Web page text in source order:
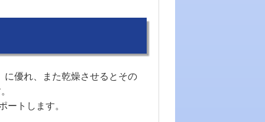
優れ、また乾燥させるとその
トします。